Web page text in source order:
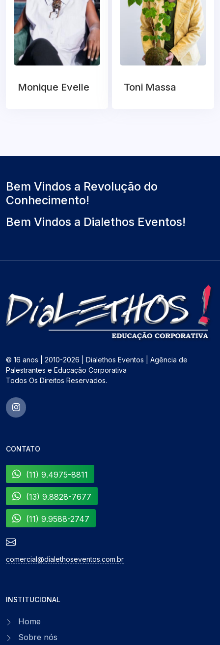
Monique Evelle Toni Massa
Bem Vindos a Revolução do
Conhecimento!
Bem Vindos a Dialethos Eventos!
© 16 anos | 2010-2026 | Dialethos Eventos | Agência de
Palestrantes e Educação Corporativa
Todos Os Direitos Reservados.
CONTATO
(11) 9.4975-8811
(13) 9.8828-7677
(11) 9.9588-2747
comercial@dialethoseventos.com.br
INSTITUCIONAL
Home
Sobre nós